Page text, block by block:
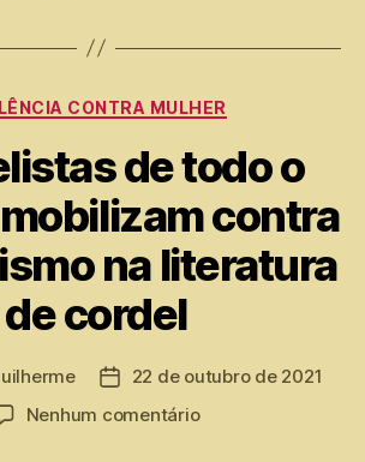
CONTRA MULHER
de todo o
contra
na literatura
de cordel
22 de outubro de 2021
Nenhum comentário